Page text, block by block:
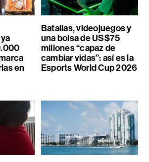
en
Batallas, videojuegos y
una bolsa de US$75
millones “capaz de
cambiar vidas”: así es la
Esports World Cup 2026